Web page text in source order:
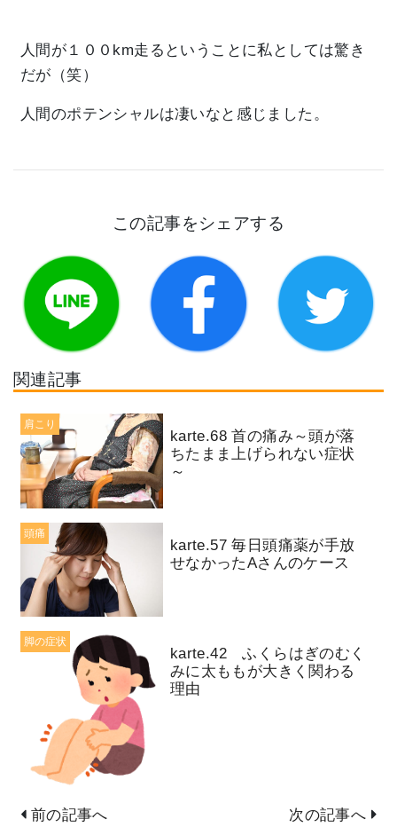
人間が１００km走るということに私としては驚き
だが（笑）
人間のポテンシャルは凄いなと感じました。
この記事をシェアする
関連記事
肩こり
karte.68 首の痛み～頭が落
ちたまま上げられない症状
～
頭痛
karte.57 毎日頭痛薬が手放
せなかったAさんのケース
脚の症状
karte.42 ふくらはぎのむく
みに太ももが大きく関わる
理由
前の記事へ 次の記事へ